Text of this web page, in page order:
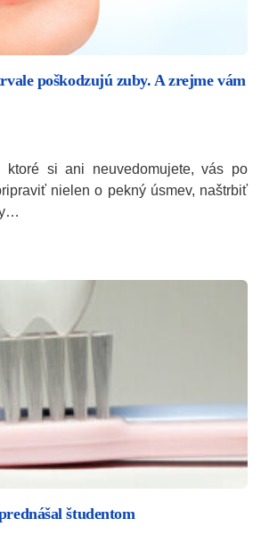
poškodzujú zuby. A zrejme vám
ktoré si ani neuvedomujete, vás po
nielen o pekný úsmev, naštrbiť
študentom